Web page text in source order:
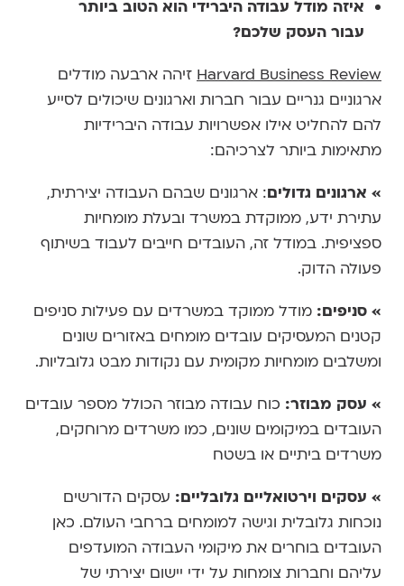
איזה מודל עבודה היברידי הוא הטוב ביותר
עבור העסק שלכם?
Harvard Business Review זיהה ארבעה מודלים
ארגוניים גנריים עבור חברות וארגונים שיכולים לסייע
להם להחליט אילו אפשרויות עבודה היברידיות
מתאימות ביותר לצרכיהם:
» ארגונים גדולים: ארגונים שבהם העבודה יצירתית,
עתירת ידע, ממוקדת במשרד ובעלת מומחיות
ספציפית. במודל זה, העובדים חייבים לעבוד בשיתוף
פעולה הדוק.
» סניפים: מודל ממוקד במשרדים עם פעילות סניפים
קטנים המעסיקים עובדים מומחים באזורים שונים
ומשלבים מומחיות מקומית עם נקודות מבט גלובליות.
» עסק מבוזר: כוח עבודה מבוזר הכולל מספר עובדים
העובדים במיקומים שונים, כמו משרדים מרוחקים,
משרדים ביתיים או בשטח
» עסקים וירטואליים גלובליים: עסקים הדורשים
נוכחות גלובלית וגישה למומחים ברחבי העולם. כאן
העובדים בוחרים את מיקומי העבודה המועדפים
עליהם וחברות צומחות על ידי יישום יצירתי של